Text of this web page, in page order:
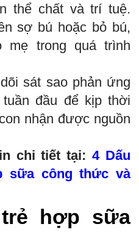
thể chất và trí tuệ.
sợ bú hoặc bỏ bú,
trong quá trình
sát sao phản ứng
đầu để kịp thời
nhận được nguồn
chi tiết tại:4 Dấu
sữa công thức và
hợp sữa